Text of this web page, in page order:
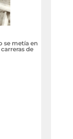
se metía en
de